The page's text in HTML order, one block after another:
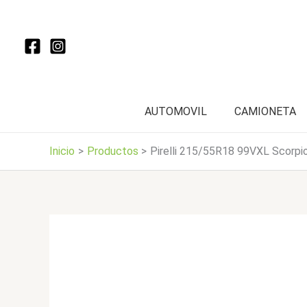
contenido
AUTOMOVIL CAMIONETA
Inicio Productos Pirelli 215/55R18 99VXL